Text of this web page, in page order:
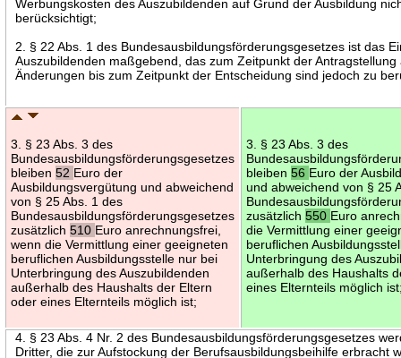
Werbungskosten des Auszubildenden auf Grund der Ausbildung
berücksichtigt;
2. § 22 Abs. 1 des Bundesausbildungsförderungsgesetzes ist das
Auszubildenden maßgebend, das zum Zeitpunkt der Antragstellung
Änderungen bis zum Zeitpunkt der Entscheidung sind jedoch zu
3. § 23 Abs. 3 des
Bundesausbildungsförderungsgesetzes
bleiben52 Euro der
Ausbildungsvergütung und abweichend
von § 25 Abs. 1 des
Bundesausbildungsförderungsgesetzes
zusätzlich510 Euro anrechnungsfrei,
wenn die Vermittlung einer geeigneten
beruflichen Ausbildungsstelle nur bei
Unterbringung des Auszubildenden
außerhalb des Haushalts der Eltern
oder eines Elternteils möglich ist;
3. § 23 Abs. 3 des
bleiben56 Euro der
und abweichend von § 25
zusätzlich550 Euro
die Vermittlung einer
beruflichen
Unterbringung des
außerhalb des Haushalts
eines Elternteils möglich
4. § 23 Abs. 4 Nr. 2 des Bundesausbildungsförderungsgesetzes
Dritter, die zur Aufstockung der Berufsausbildungsbeihilfe erbracht